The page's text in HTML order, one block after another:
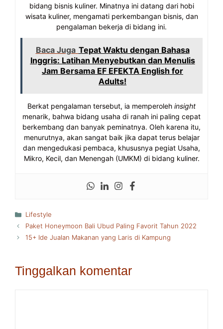
bidang bisnis kuliner. Minatnya ini datang dari hobi
wisata kuliner, mengamati perkembangan bisnis, dan
pengalaman bekerja di bidang ini.
Baca Juga Tepat Waktu dengan Bahasa
Inggris: Latihan Menyebutkan dan Menulis
Jam Bersama EF EFEKTA English for
Adults!
Berkat pengalaman tersebut, ia memperoleh insight
menarik, bahwa bidang usaha di ranah ini paling cepat
berkembang dan banyak peminatnya. Oleh karena itu,
menurutnya, akan sangat baik jika dapat terus belajar
dan mengedukasi pembaca, khususnya pegiat Usaha,
Mikro, Kecil, dan Menengah (UMKM) di bidang kuliner.
Kategori
Lifestyle
Paket Honeymoon Bali Ubud Paling Favorit Tahun 2022
15+ Ide Jualan Makanan yang Laris di Kampung
Tinggalkan komentar